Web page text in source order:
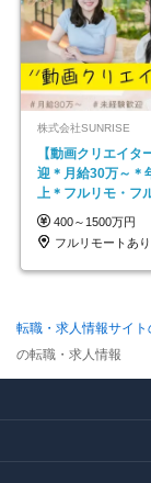
株式会社SUNRISE
【動画クリエイタ
迎＊月給30万～＊
上＊フルリモ・フ
◆10名の採用が決
400～1500万円
フルリモートあり
転職・求人情報サイト
の転職・求人情報